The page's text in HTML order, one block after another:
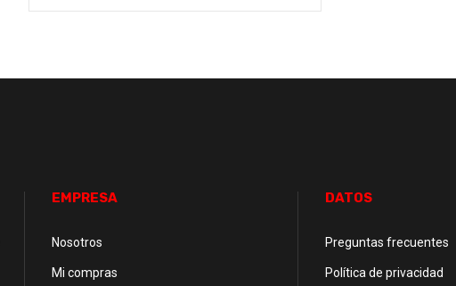
EMPRESA
Nosotros
Mi compras
DATOS
Preguntas frecuentes
Política de privacidad